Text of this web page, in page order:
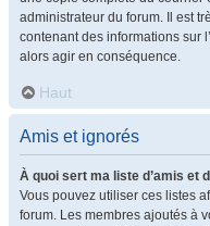
administrateur du forum. Il est
contenant des informations sur
alors agir en conséquence.
Haut
Amis et ignorés
À quoi sert ma liste d’amis et
Vous pouvez utiliser ces listes
forum. Les membres ajoutés à